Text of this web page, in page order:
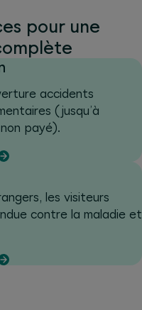
pour une
accidents
(jusqu’à
payé).
les visiteurs
contre la maladie et